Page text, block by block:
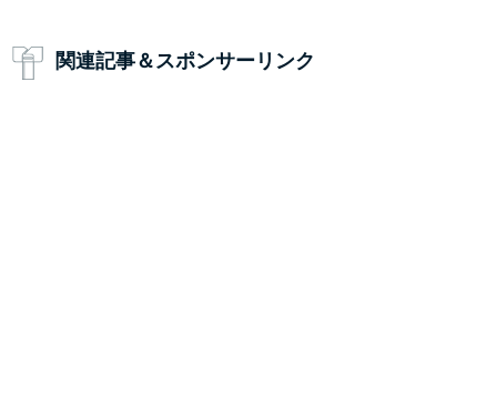
関連記事＆スポンサーリンク